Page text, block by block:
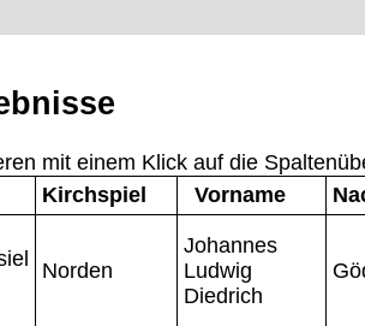
mit einem Klick auf die
Kirchspiel Vorname
Norden
Johannes
Ludwig
Diedrich